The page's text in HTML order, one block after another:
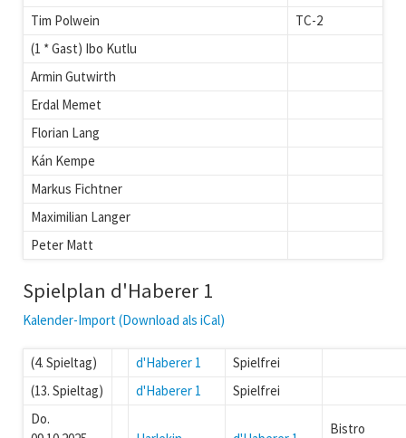
Tim Polwein
TC-2
(1 * Gast) Ibo Kutlu
Armin Gutwirth
Erdal Memet
Florian Lang
Kán Kempe
Markus Fichtner
Maximilian Langer
Peter Matt
Spielplan d'Haberer 1
Kalender-Import (Download als iCal)
(4. Spieltag) d'Haberer 1
Spielfrei
(13. Spieltag)
d'Haberer 1
Spielfrei
Do.
Bistro